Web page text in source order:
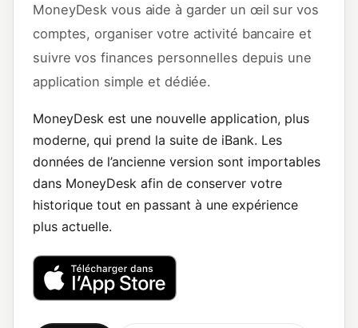
MoneyDesk vous aide à garder un œil sur vos
comptes, organiser votre activité bancaire et
suivre vos finances personnelles depuis une
application simple et dédiée.
MoneyDesk est une nouvelle application, plus
moderne, qui prend la suite de iBank. Les
données de l’ancienne version sont importables
dans MoneyDesk afin de conserver votre
historique tout en passant à une expérience
plus actuelle.